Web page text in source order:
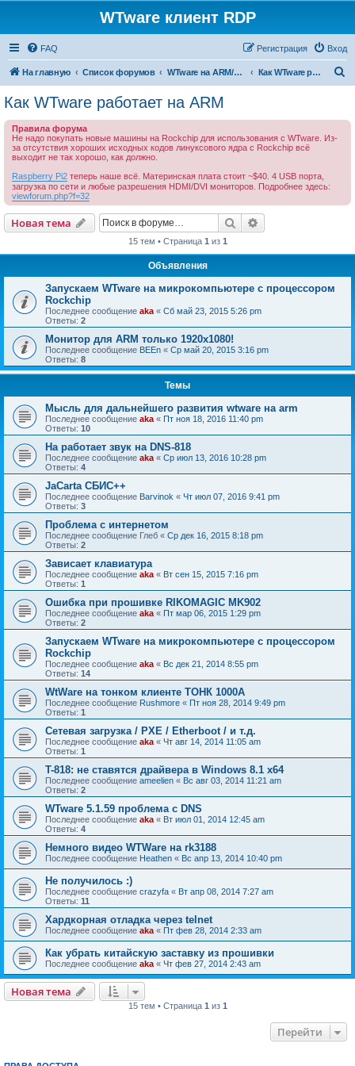
WTware клиент RDP
FAQ Вход
Регистрация
На главную Список форумов WTware на ARM/Rockchip - больше не работает Как WTware работает на ARM
Как WTware работает на ARM
Правила форума
Не надо покупать новые машины на Rockchip для использования с WTware. Из-
за отсутствия хороших исходных кодов линуксового ядра с Rockchip всё
выходит не так хорошо, как должно.
Raspberry Pi2 теперь наше всё. Материнская плата стоит ~$40. 4 USB порта,
загрузка по сети и любые разрешения HDMI/DVI мониторов. Подробнее здесь:
viewforum.php?f=32
Новая тема Поиск
15 тем • Страница 1 из 1
Объявления
Запускаем WTware на микрокомпьютере с процессором
Rockchip
Последнее сообщение aka « Сб май 23, 2015 5:26 pm
Ответы: 2
Монитор для ARM только 1920х1080!
Последнее сообщение BEEn « Ср май 20, 2015 3:16 pm
Ответы: 8
Темы
Мысль для дальнейшего развития wtware на arm
Последнее сообщение aka « Пт ноя 18, 2016 11:40 pm
Ответы: 10
На работает звук на DNS-818
Последнее сообщение aka « Ср июл 13, 2016 10:28 pm
Ответы: 4
JaCarta СБИС++
Последнее сообщение Barvinok « Чт июл 07, 2016 9:41 pm
Ответы: 3
Проблема с интернетом
Последнее сообщение Глеб « Ср дек 16, 2015 8:18 pm
Ответы: 2
Зависает клавиатура
Последнее сообщение aka « Вт сен 15, 2015 7:16 pm
Ответы: 1
Ошибка при прошивке RIKOMAGIC MK902
Последнее сообщение aka « Пт мар 06, 2015 1:29 pm
Ответы: 2
Запускаем WTware на микрокомпьютере с процессором
Rockchip
Последнее сообщение aka « Вс дек 21, 2014 8:55 pm
Ответы: 14
WtWare на тонком клиенте ТОНК 1000А
Последнее сообщение Rushmore « Пт ноя 28, 2014 9:49 pm
Ответы: 1
Сетевая загрузка / PXE / Etherboot / и т.д.
Последнее сообщение aka « Чт авг 14, 2014 11:05 am
Ответы: 1
T-818: не ставятся драйвера в Windows 8.1 x64
Последнее сообщение ameelien « Вс авг 03, 2014 11:21 am
Ответы: 2
WTware 5.1.59 проблема с DNS
Последнее сообщение aka « Вт июл 01, 2014 12:45 am
Ответы: 4
Немного видео WTWare на rk3188
Последнее сообщение Heathen « Вс апр 13, 2014 10:40 pm
Не получилось :)
Последнее сообщение crazyfa « Вт апр 08, 2014 7:27 am
Ответы: 11
Хардкорная отладка через telnet
Последнее сообщение aka « Пт фев 28, 2014 2:33 am
Как убрать китайскую заставку из прошивки
Последнее сообщение aka « Чт фев 27, 2014 2:43 am
Новая тема
15 тем • Страница 1 из 1
Перейти